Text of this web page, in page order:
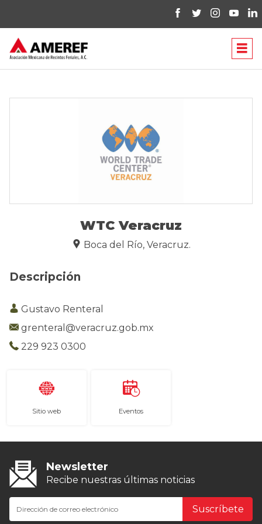
WTC Veracruz
Boca del Río, Veracruz.
Descripción
Gustavo Renteral
grenteral@veracruz.gob.mx
229 923 0300
Sitio web Eventos
Newsletter
Recibe nuestras últimas noticias
Suscríbete